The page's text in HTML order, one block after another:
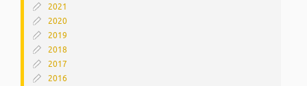
2021
2020
2019
2018
2017
2016